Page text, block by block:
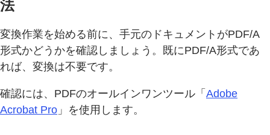
法
変換作業を始める前に、手元のドキュメントがPDF/A
形式かどうかを確認しましょう。既にPDF/A形式であ
れば、変換は不要です。
確認には、PDFのオールインワンツール「 Adobe
Acrobat Pro 」を使用します。